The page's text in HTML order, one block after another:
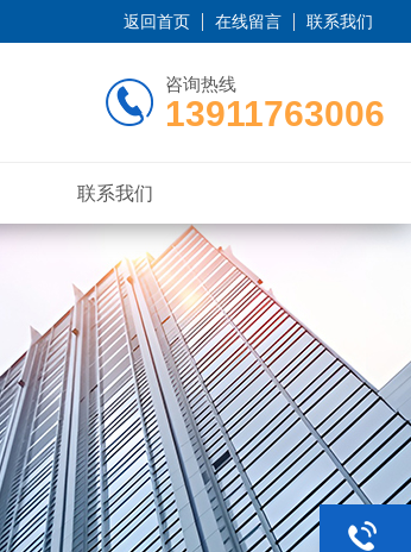
返回首页 在线留言 联系我们
咨询热线
13911763006
联系我们